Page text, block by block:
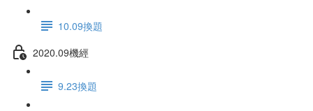
10.09換題
2020.09機經
9.23換題